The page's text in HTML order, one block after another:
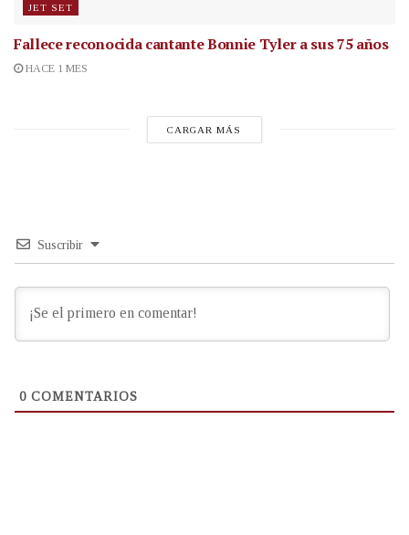
JET SET
Fallece reconocida cantanteBonnie Tyler a sus 75 años
HACE 1 MES
CARGAR MÁS
Suscribir
0 COMENTARIOS